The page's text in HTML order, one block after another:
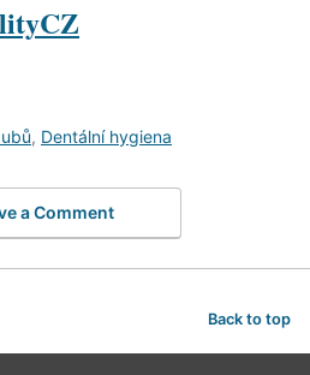
, Dentální hygiena
a Comment
Back to top